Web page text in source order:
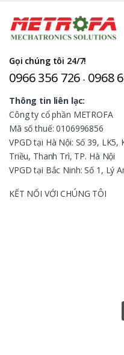
Gọi chúng tôi 24/7!
0966 356 726 - 0968
Thông tin liên lạc:
Công ty cổ phần METROFA
Mã số thuế: 0106996856
VPGD tại Hà Nội: Số 39,
Triều, Thanh Trì, TP. Hà Nội
VPGD tại Bắc Ninh: Số 1, Lý
KẾT NỐI VỚI CHÚNG TÔI